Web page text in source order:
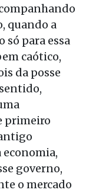
quando a
só para essa
caótico,
da posse
primeiro
governo,
o mercado